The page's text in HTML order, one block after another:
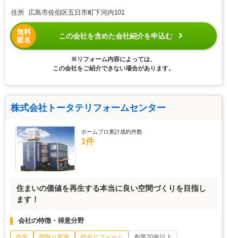
住所 広島市佐伯区五日市町下河内101
無料
匿名
この会社を含めた会社紹介を申込む
※リフォーム内容によっては、
この会社をご紹介できない場合があります。
株式会社トータテリフォームセンター
ホームプロ累計成約件数
1件
住まいの価値を再生する本当に良い空間づくりを目指し
ます！
会社の特徴・得意分野